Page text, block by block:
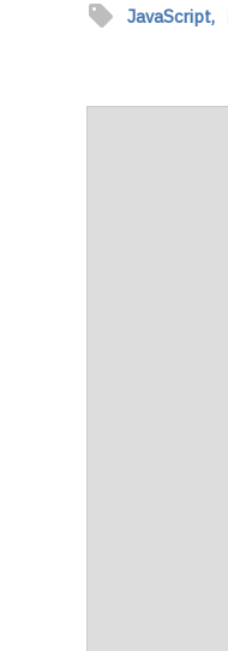
sell JavaScript,